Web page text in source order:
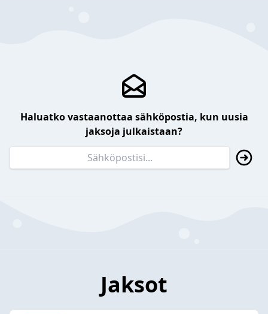
Haluatko vastaanottaa sähköpostia, kun uusia
jaksoja julkaistaan?
Jaksot